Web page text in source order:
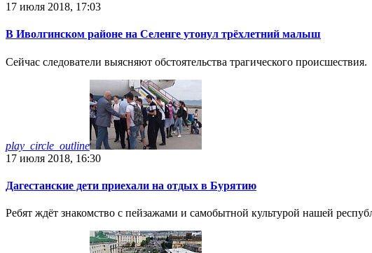
17 июля 2018, 17:03
В Иволгинском районе на Селенге утонул трёхлетний малыш
Сейчас следователи выясняют обстоятельства трагического происшествия.
play_circle_outline
17 июля 2018, 16:30
Дагестанские дети приехали на отдых в Бурятию
Ребят ждёт знакомство с пейзажами и самобытной культурой нашей